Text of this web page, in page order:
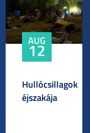
AUG
12
Hullócsillagok
éjszakája